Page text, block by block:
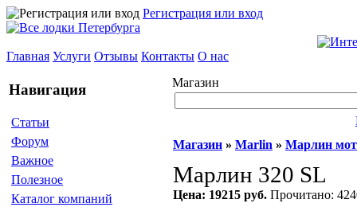
Регистрация или вход
Главная Услуги Отзывы Контакты О нас
Навигация
Статьи
Форум
Важное
Полезное
Каталог компаний
Магазин
Магазин » Marlin » Марлин
Марлин 320 SL
Цена: 19215 руб. Прочитано: